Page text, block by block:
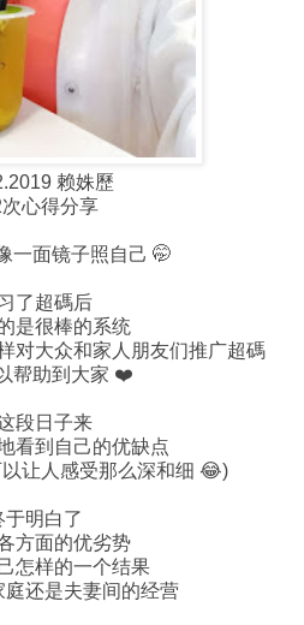
赖姝歷
心得分享
一面镜子照自己 🤭
了超碼后
是很棒的系统
对大众和家人朋友们推广超碼
帮助到大家 ❤️
段日子来
看到自己的优缺点
让人感受那么深和细 😂)
于明白了
方面的优劣势
怎样的一个结果
庭还是夫妻间的经营